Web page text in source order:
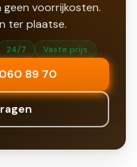
voorrijkosten.
ter plaatse.
24/7 Vaste prijs
89 70